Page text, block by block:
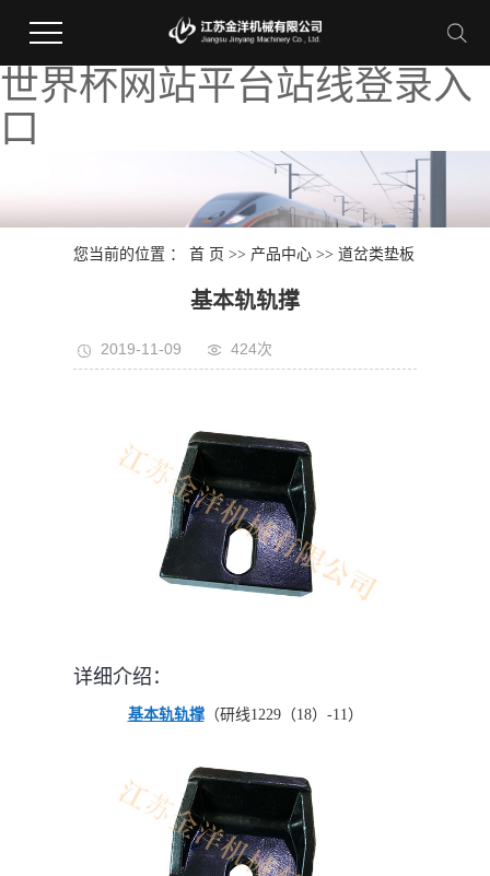
世界杯网站平台站线登录入
口
您当前的位置 ：首 页 >> 产品中心 >>道岔类垫板
基本轨轨撑
2019-11-09 424次
详细介绍：
基本轨轨撑（研线1229（18）-11）